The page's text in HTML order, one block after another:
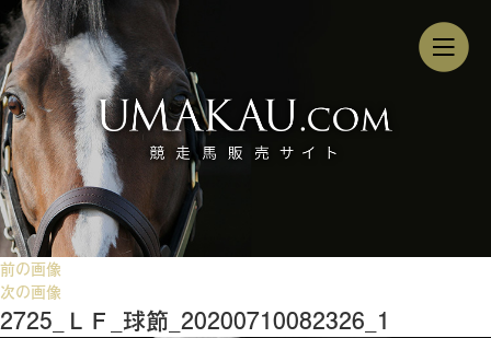
前の画像
次の画像
2725_ＬＦ_球節_20200710082326_1